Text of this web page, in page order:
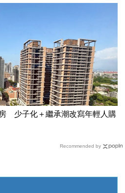
少子化＋繼承潮改寫年輕人購
Recommended by